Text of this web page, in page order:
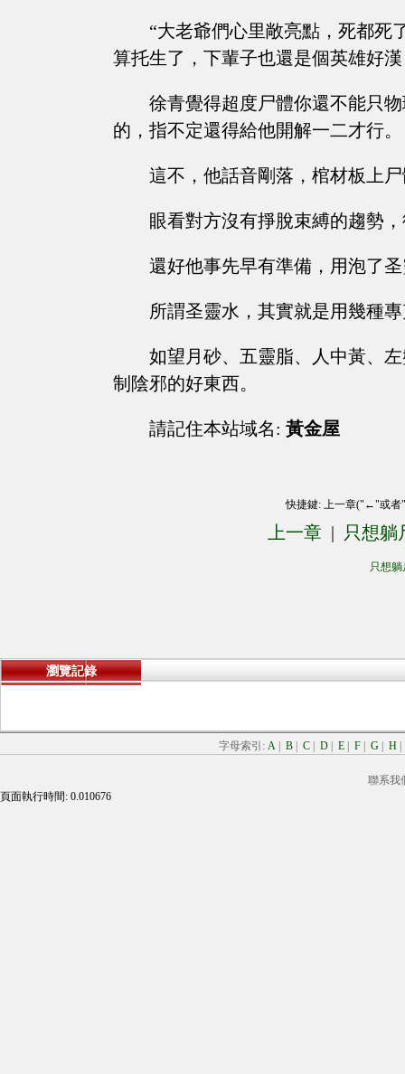
“大老爺們心里敞亮點，死都死
算托生了，下輩子也還是個英雄好漢
徐青覺得超度尸體你還不能只
的，指不定還得給他開解一二才行。
這不，他話音剛落，棺材板上
眼看對方沒有掙脫束縛的趨勢
還好他事先早有準備，用泡了
所謂圣靈水，其實就是用幾種
如望月砂、五靈脂、人中黃、
制陰邪的好東西。
請記住本站域名: 黃金屋
快捷鍵: 上一章("←"或
上一章 | 只想躺
只想
瀏覽記錄
字母索引: A B C D E F G H
聯系我
頁面執行時間: 0.010676